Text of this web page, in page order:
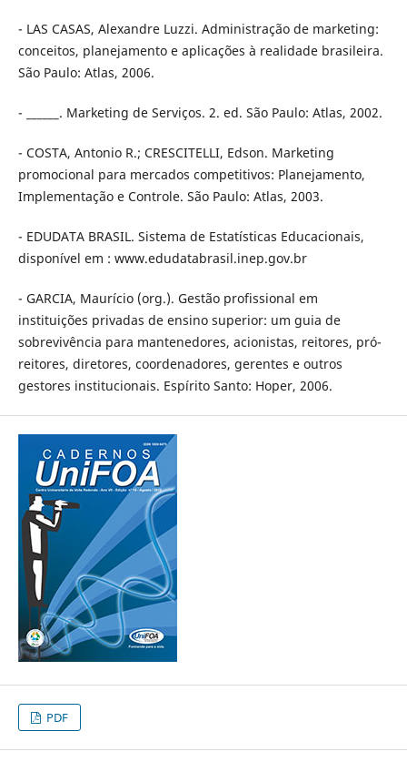
- LAS CASAS, Alexandre Luzzi. Administração de marketing:
conceitos, planejamento e aplicações à realidade brasileira.
São Paulo: Atlas, 2006.
- ______. Marketing de Serviços. 2. ed. São Paulo: Atlas, 2002.
- COSTA, Antonio R.; CRESCITELLI, Edson. Marketing
promocional para mercados competitivos: Planejamento,
Implementação e Controle. São Paulo: Atlas, 2003.
- EDUDATA BRASIL. Sistema de Estatísticas Educacionais,
disponível em : www.edudatabrasil.inep.gov.br
- GARCIA, Maurício (org.). Gestão profissional em
instituições privadas de ensino superior: um guia de
sobrevivência para mantenedores, acionistas, reitores, pró-
reitores, diretores, coordenadores, gerentes e outros
gestores institucionais. Espírito Santo: Hoper, 2006.
PDF